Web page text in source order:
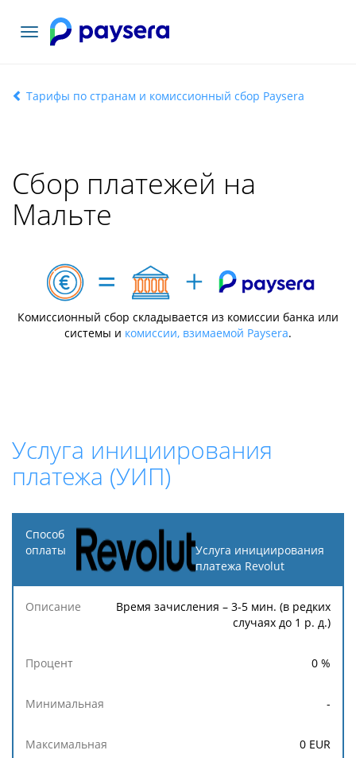
Toggle
navigation
Тарифы по странам и комиссионный сбор Paysera
Сбор платежей на
Мальте
Комиссионный сбор складывается из комиссии банка или
системы и комиссии, взимаемой Paysera.
Услуга инициирования
платежа (УИП)
Способ
оплаты
Описание Процент Минимальная
Услуга инициирования
платежа Revolut
Время зачисления – 3-5 мин. (в редких
случаях до 1 р. д.)
0 %
-
0 EUR